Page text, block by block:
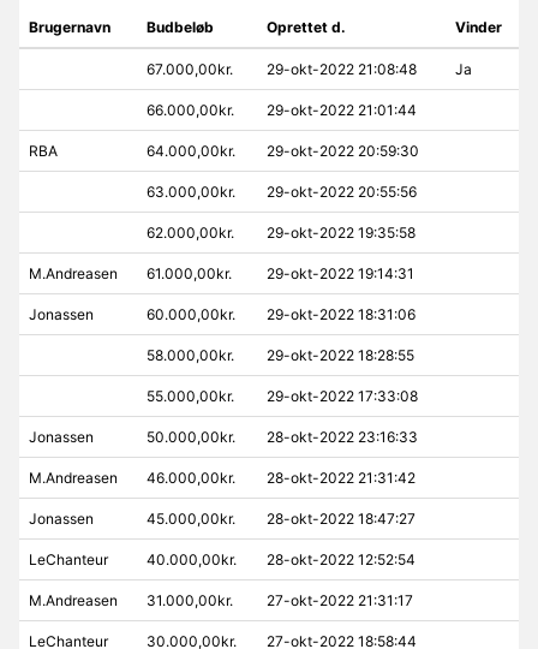
Brugernavn Budbeløb Oprettet d. Vinder
67.000,00kr. 29-okt-2022 21:08:48 Ja
66.000,00kr. 29-okt-2022 21:01:44
RBA 64.000,00kr. 29-okt-2022 20:59:30
63.000,00kr. 29-okt-2022 20:55:56
62.000,00kr. 29-okt-2022 19:35:58
M.Andreasen 61.000,00kr. 29-okt-2022 19:14:31
Jonassen 60.000,00kr. 29-okt-2022 18:31:06
58.000,00kr. 29-okt-2022 18:28:55
55.000,00kr. 29-okt-2022 17:33:08
Jonassen 50.000,00kr. 28-okt-2022 23:16:33
M.Andreasen 46.000,00kr. 28-okt-2022 21:31:42
Jonassen 45.000,00kr. 28-okt-2022 18:47:27
LeChanteur 40.000,00kr. 28-okt-2022 12:52:54
M.Andreasen 31.000,00kr. 27-okt-2022 21:31:17
LeChanteur 30.000,00kr. 27-okt-2022 18:58:44